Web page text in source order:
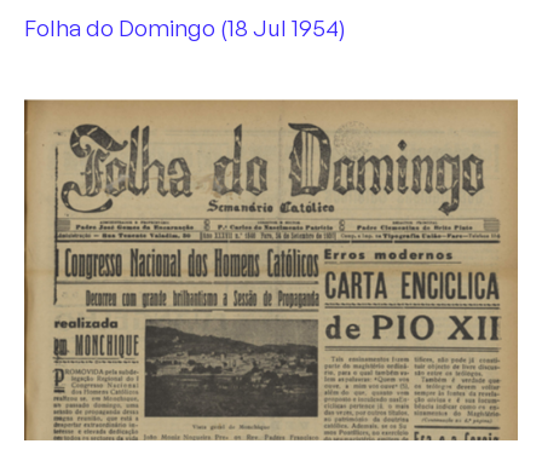
Folha do Domingo (18 Jul 1954)